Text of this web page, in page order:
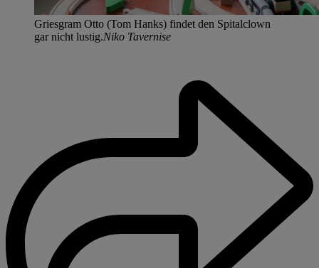
Griesgram Otto (Tom Hanks) findet den Spitalclown
gar nicht lustig.Niko Tavernise